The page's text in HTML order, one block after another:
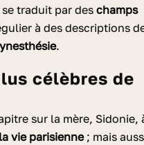
traduit par deschamps
à des descriptions
.
célèbres de
sur la mère, Sidonie,
vie parisienne; mais